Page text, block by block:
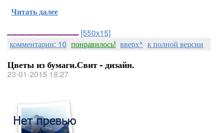
Читать далее
[550x15]
комментарии: 10 понравилось! вверх^ к полной версии
Цветы из бумаги.Свит - дизайн.
23-01-2015 18:27